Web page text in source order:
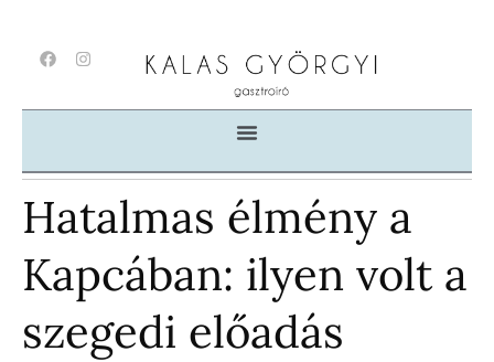
Hatalmas élmény a
Kapcában: ilyen volt a
szegedi előadás